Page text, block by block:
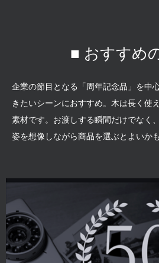
■ おすすめ
企業の節目となる「周年記念品」を中
きたいシーンにおすすめ。木は長く使
素材です。お渡しする瞬間だけでなく
姿を想像しながら商品を選ぶとよいか